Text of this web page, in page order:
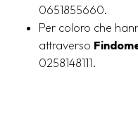
0651855660.
Per coloro che
attraverso
0258148111.